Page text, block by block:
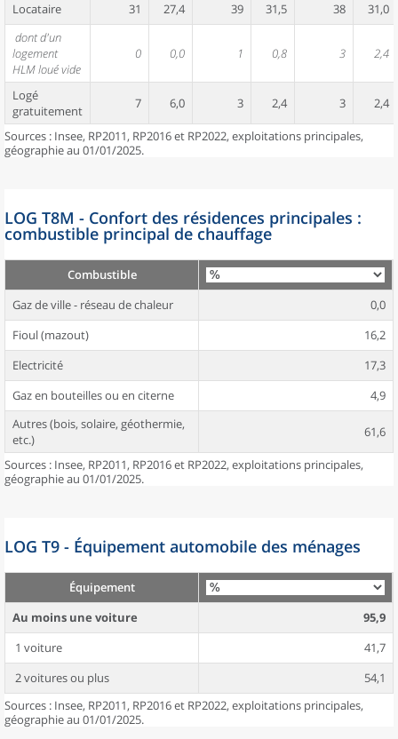
Locataire
31 27,4 39 31,5 38
31,0
dont d'un
logement
HLM loué vide
0 0,0 1 0,8 3 2,4
Logé
gratuitement
7 6,0 3 2,4 3 2,4
Sources : Insee, RP2011, RP2016 et RP2022, exploitations principales,
géographie au 01/01/2025.
LOG T8M - Confort des résidences principales :
combustible principal de chauffage
Combustible
Gaz de ville - réseau de chaleur
0,0
Fioul (mazout)
16,2
Electricité
17,3
Gaz en bouteilles ou en citerne
4,9
Autres (bois, solaire, géothermie,
etc.)
61,6
Sources : Insee, RP2011, RP2016 et RP2022, exploitations principales,
géographie au 01/01/2025.
LOG T9 - Équipement automobile des ménages
Équipement
Au moins une voiture
95,9
1 voiture
41,7
2 voitures ou plus
54,1
Sources : Insee, RP2011, RP2016 et RP2022, exploitations principales,
géographie au 01/01/2025.